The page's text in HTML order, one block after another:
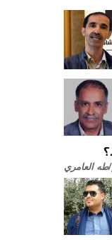
طه العامري